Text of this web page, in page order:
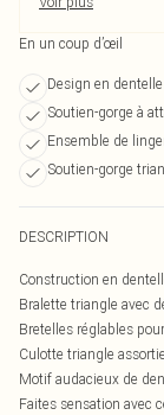
En un coup d’œil
Design en
Soutien-gorge à
Ensemble de
Soutien-gorge
DESCRIPTION
Construction en
Bralette triangle avec
Bretelles réglables
Culotte triangle
Motif audacieux de
Faites sensation avec